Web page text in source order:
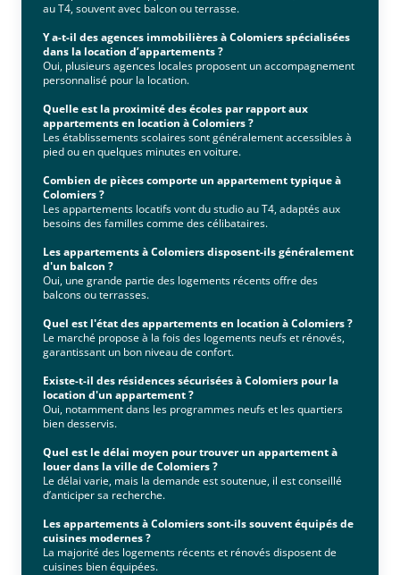
au T4, souvent avec balcon ou terrasse.
Y a-t-il des agences immobilières à Colomiers spécialisées
dans la location d’appartements ?
Oui, plusieurs agences locales proposent un accompagnement
personnalisé pour la location.
Quelle est la proximité des écoles par rapport aux
appartements en location à Colomiers ?
Les établissements scolaires sont généralement accessibles à
pied ou en quelques minutes en voiture.
Combien de pièces comporte un appartement typique à
Colomiers ?
Les appartements locatifs vont du studio au T4, adaptés aux
besoins des familles comme des célibataires.
Les appartements à Colomiers disposent-ils généralement
d'un balcon ?
Oui, une grande partie des logements récents offre des
balcons ou terrasses.
Quel est l'état des appartements en location à Colomiers ?
Le marché propose à la fois des logements neufs et rénovés,
garantissant un bon niveau de confort.
Existe-t-il des résidences sécurisées à Colomiers pour la
location d'un appartement ?
Oui, notamment dans les programmes neufs et les quartiers
bien desservis.
Quel est le délai moyen pour trouver un appartement à
louer dans la ville de Colomiers ?
Le délai varie, mais la demande est soutenue, il est conseillé
d’anticiper sa recherche.
Les appartements à Colomiers sont-ils souvent équipés de
cuisines modernes ?
La majorité des logements récents et rénovés disposent de
cuisines bien équipées.